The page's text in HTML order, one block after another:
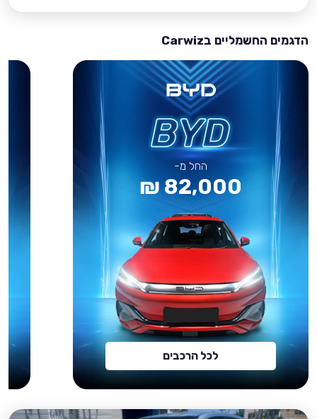
הדגמים החשמליים בCarwiz
החל מ-
82,000 ₪
לכל הרכבים